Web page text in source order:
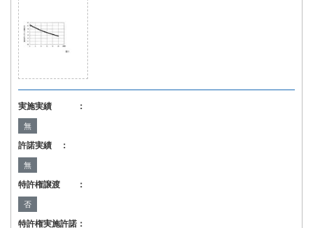
実施実績 ：
無
許諾実績 ：
無
特許権譲渡 ：
否
特許権実施許諾：